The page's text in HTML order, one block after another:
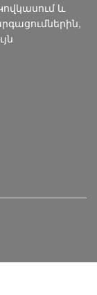
և